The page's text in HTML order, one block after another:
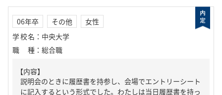
06年卒 その他
女性
学校名 ： 中央大学
職種 ： 総合職
【内容】
説明会のときに履歴書を持参し、会場でエントリーシート
に記入するという形式でした。わたしは当日履歴書を持っ